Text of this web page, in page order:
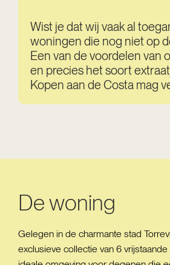
Wist je dat wij vaak al
woningen die nog niet op
Een van de voordelen van
en precies het soort
Kopen aan de Costa mag
De woning
Gelegen in de charmante stad
exclusieve collectie van 6